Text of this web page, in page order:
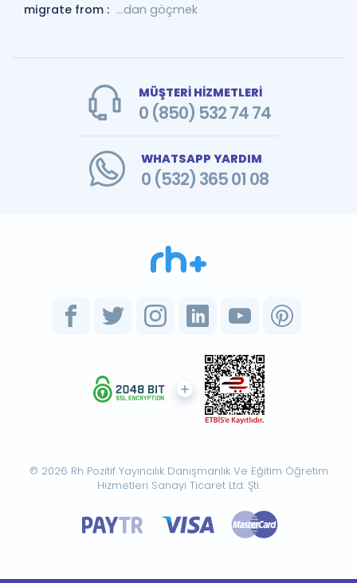
migrate from : ...dan göçmek
MÜŞTERİ HİZMETLERİ
0 (850) 532 74 74
WHATSAPP YARDIM
0 (532) 365 01 08
© 2026 Rh Pozitif Yayıncılık Danışmanlık Ve Eğitim Öğretim
Hizmetleri Sanayi Ticaret Ltd. Şti.